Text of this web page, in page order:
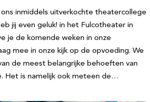
ons inmiddels uitverkochte theatercollege
jij even geluk! in het Fulcotheater in
je de komende weken in onze
mee in onze kijk op de opvoeding. We
de meest belangrijke behoeften van
Het is namelijk ook meteen de…